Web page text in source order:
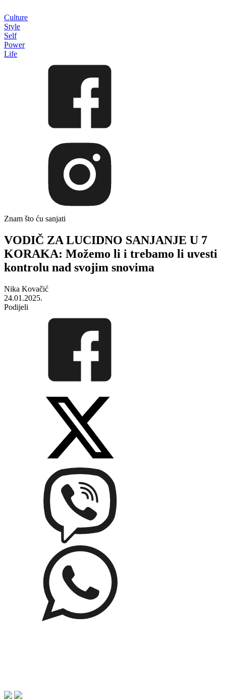
Culture
Style
Self
Power
Life
Znam što ću sanjati
VODIČ ZA LUCIDNO SANJANJE U 7
KORAKA: Možemo li i trebamo li uvesti
kontrolu nad svojim snovima
Nika Kovačić
24.01.2025.
Podijeli